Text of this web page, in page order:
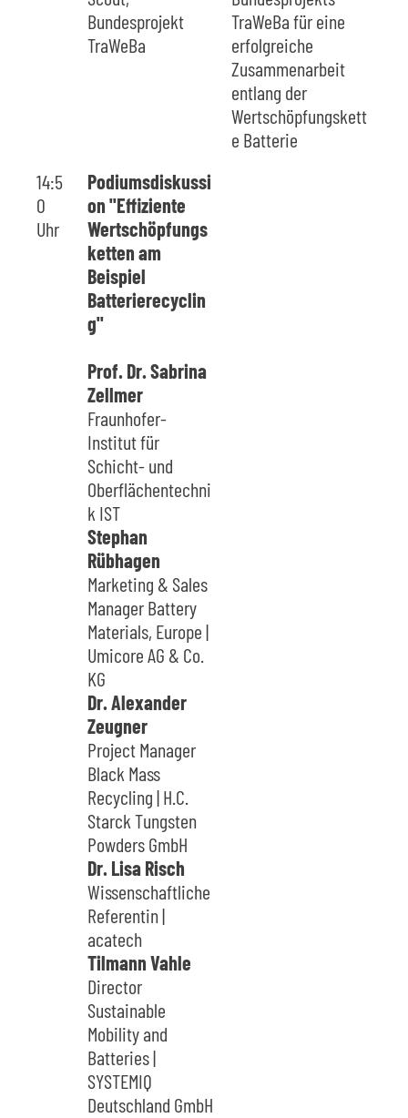
Bundesprojekt
TraWeBa
TraWeBa für eine
erfolgreiche
Zusammenarbeit
entlang der
Wertschöpfungskett
e Batterie
14:5
0
Uhr
Podiumsdiskussi
on "Effiziente
Wertschöpfungs
ketten am
Beispiel
Batterierecyclin
g"
Prof. Dr. Sabrina
Zellmer
Fraunhofer-
Institut für
Schicht- und
Oberflächentechni
k IST
Stephan
Rübhagen
Marketing & Sales
Manager Battery
Materials, Europe |
Umicore AG & Co.
KG
Dr. Alexander
Zeugner
Project Manager
Black Mass
Recycling | H.C.
Starck Tungsten
Powders GmbH
Dr. Lisa Risch
Wissenschaftliche
Referentin |
acatech
Tilmann Vahle
Director
Sustainable
Mobility and
Batteries |
SYSTEMIQ
Deutschland GmbH